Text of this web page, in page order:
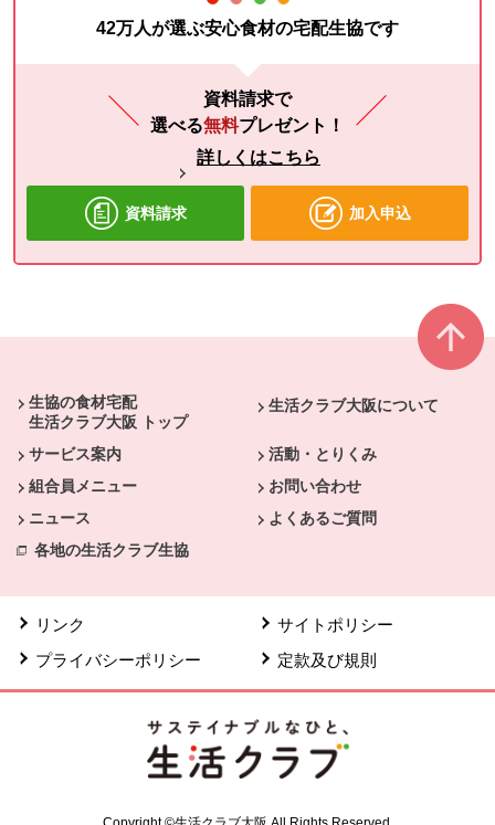
42万人が選ぶ安心食材の宅配生協です
資料請求で
選べる無料プレゼント！
詳しくはこちら
資料請求 加入申込
生協の食材宅配
生活クラブ大阪 トップ
生活クラブ大阪について
サービス案内
活動・とりくみ
組合員メニュー
お問い合わせ
ニュース
よくあるご質問
各地の生活クラブ生協
リンク
サイトポリシー
プライバシーポリシー
定款及び規則